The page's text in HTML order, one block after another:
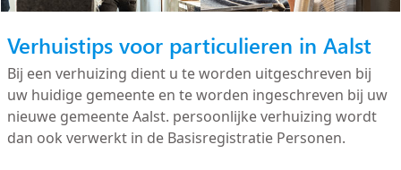
Verhuistips voor particulieren in Aalst
Bij een verhuizing dient u te worden uitgeschreven bij
uw huidige gemeente en te worden ingeschreven bij uw
nieuwe gemeente Aalst. persoonlijke verhuizing wordt
dan ook verwerkt in de Basisregistratie Personen.